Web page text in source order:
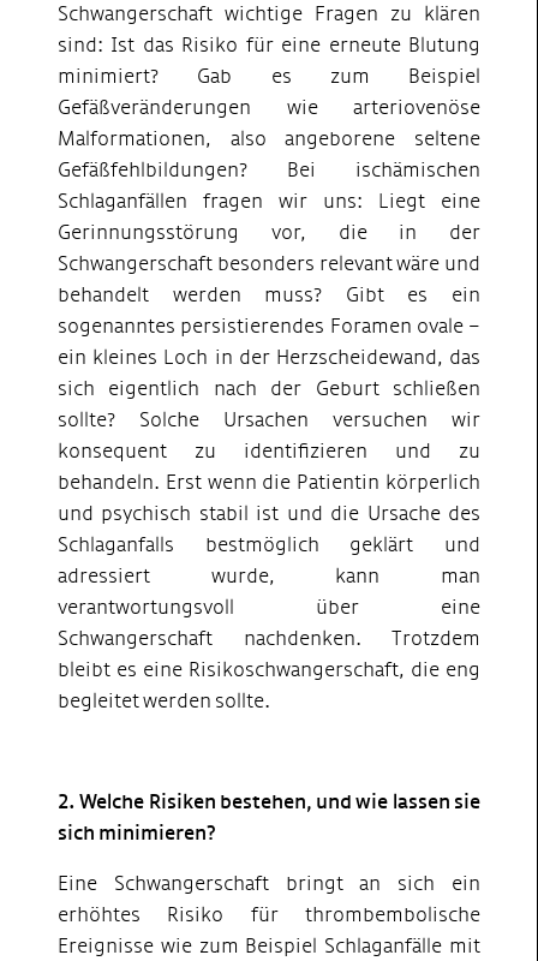
Schwangerschaft wichtige Fragen zu klären
sind: Ist das Risiko für eine erneute Blutung
minimiert? Gab es zum Beispiel
Gefäßveränderungen wie arteriovenöse
Malformationen, also angeborene seltene
Gefäßfehlbildungen? Bei ischämischen
Schlaganfällen fragen wir uns: Liegt eine
Gerinnungsstörung vor, die in der
Schwangerschaft besonders relevant wäre und
behandelt werden muss? Gibt es ein
sogenanntes persistierendes Foramen ovale –
ein kleines Loch in der Herzscheidewand, das
sich eigentlich nach der Geburt schließen
sollte? Solche Ursachen versuchen wir
konsequent zu identifizieren und zu
behandeln. Erst wenn die Patientin körperlich
und psychisch stabil ist und die Ursache des
Schlaganfalls bestmöglich geklärt und
adressiert wurde, kann man
verantwortungsvoll über eine
Schwangerschaft nachdenken. Trotzdem
bleibt es eine Risikoschwangerschaft, die eng
begleitet werden sollte.
2. Welche Risiken bestehen, und wie lassen sie
sich minimieren?
Eine Schwangerschaft bringt an sich ein
erhöhtes Risiko für thrombembolische
Ereignisse wie zum Beispiel Schlaganfälle mit